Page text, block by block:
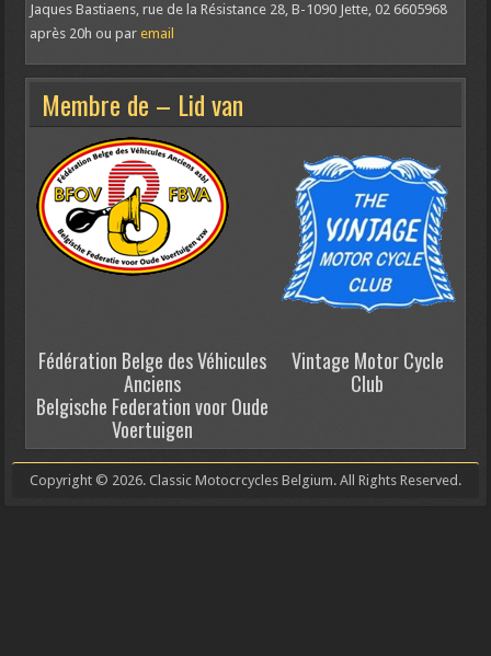
Jaques Bastiaens, rue de la Résistance 28, B-1090 Jette, 02 6605968
après 20h ou paremail
Membre de – Lid van
Fédération Belge des Véhicules
Anciens
Belgische Federation voor Oude
Voertuigen
Vintage Motor Cycle
Club
Copyright © 2026. Classic Motocrcycles Belgium. All Rights Reserved.